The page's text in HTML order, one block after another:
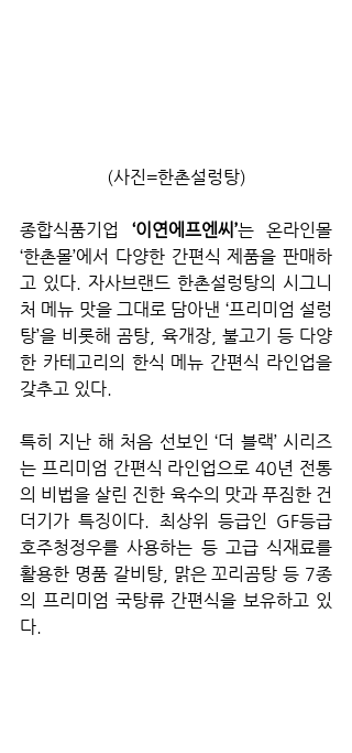
(사진=한촌설렁탕)
종합식품기업 ‘이연에프엔씨’는 온라인몰
‘한촌몰’에서 다양한 간편식 제품을 판매하
고 있다. 자사브랜드 한촌설렁탕의 시그니
처 메뉴 맛을 그대로 담아낸 ‘프리미엄 설렁
탕’을 비롯해 곰탕, 육개장, 불고기 등 다양
한 카테고리의 한식 메뉴 간편식 라인업을
갖추고 있다.
특히 지난 해 처음 선보인 ‘더 블랙’ 시리즈
는 프리미엄 간편식 라인업으로 40년 전통
의 비법을 살린 진한 육수의 맛과 푸짐한 건
더기가 특징이다. 최상위 등급인 GF등급
호주청정우를 사용하는 등 고급 식재료를
활용한 명품 갈비탕, 맑은 꼬리곰탕 등 7종
의 프리미엄 국탕류 간편식을 보유하고 있
다.